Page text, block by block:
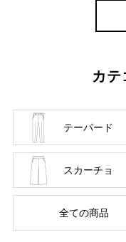
カテ
テーパード
スカーチョ
全ての商品